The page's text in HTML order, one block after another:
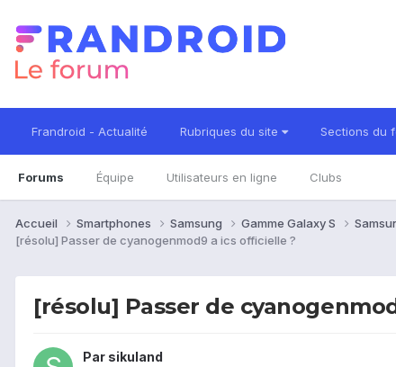
Frandroid - Actualité Rubriques du site Sections du
Forums Équipe Utilisateurs en ligne Clubs
Accueil Smartphones Samsung Gamme Galaxy S
[résolu] Passer de cyanogenmod9 a ics officielle ?
[résolu] Passer de
Par sikuland